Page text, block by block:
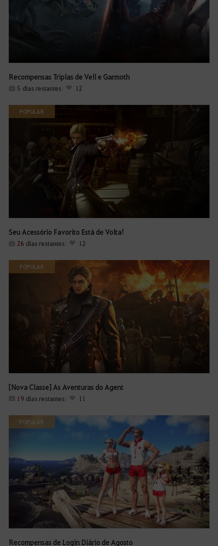
Recompensas Triplas de Vell e Garmoth
5 dias restantes 12
POPULAR
Seu Acessório Favorito Está de Volta!
26 dias restantes 12
POPULAR
[Nova Classe] As Aventuras do Agent
19 dias restantes 11
POPULAR
Recompensas de Login Diário de Agosto